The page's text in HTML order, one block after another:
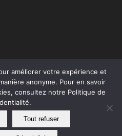
droits réservés |Mentions légales
améliorer votre expérience et
anonyme. Pour en savoir
consultez notre Politique de
Tout refuser